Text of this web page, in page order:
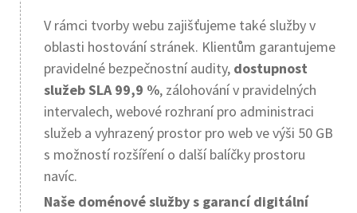
V rámci tvorby webu zajišťujeme také služby v
oblasti hostování stránek. Klientům garantujeme
pravidelné bezpečnostní audity, dostupnost
služeb SLA 99,9 %, zálohování v pravidelných
intervalech, webové rozhraní pro administraci
služeb a vyhrazený prostor pro web ve výši 50 GB
s možností rozšíření o další balíčky prostoru
navíc.
Naše doménové služby s garancí digitální